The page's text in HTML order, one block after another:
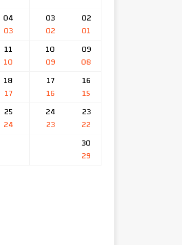
02
01
03
02
04
03
09
08
10
09
11
10
16
15
17
16
18
17
23
22
24
23
25
24
30
29